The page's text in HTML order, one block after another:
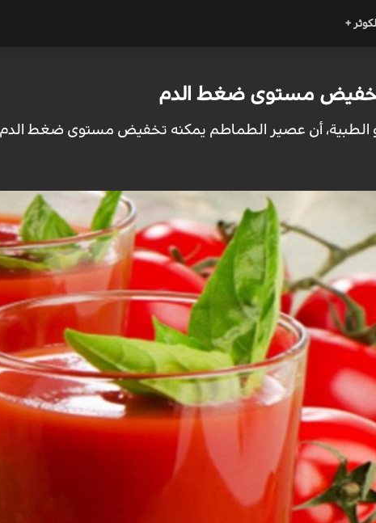
الكوثر +
مستوى ضغط الدم
الطبية، أن عصير الطماطم يمكنه تخفيض مستوى ضغط